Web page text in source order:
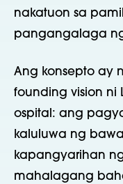
nakatuon sa
pangangalaga
Ang konsepto ay
founding vision ni
ospital: ang
kaluluwa ng
kapangyarihan
mahalagang